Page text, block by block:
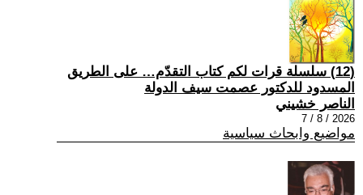
(12) سلسلة قرات لكم كتاب التقدّم… على الطريق
المسدود للدكتور عصمت سيف الدولة
الناصر خشيني
2026 / 8 / 7
مواضيع وابحاث سياسية